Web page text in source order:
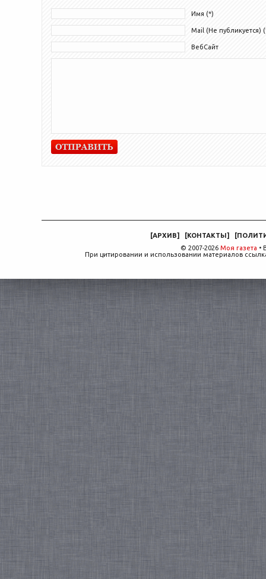
Имя (*)
Mail (Не публикуется)
ВебСайт
[АРХИВ] [КОНТАКТЫ] [
© 2007-2026 Моя газета •
При цитировании и использовании материалов